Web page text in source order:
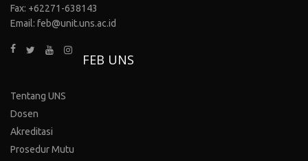
Fax: +62271-638143
Email: feb@unit.uns.ac.id
FEB UNS
Tentang UNS
Dosen
Akreditasi
Prosedur Mutu